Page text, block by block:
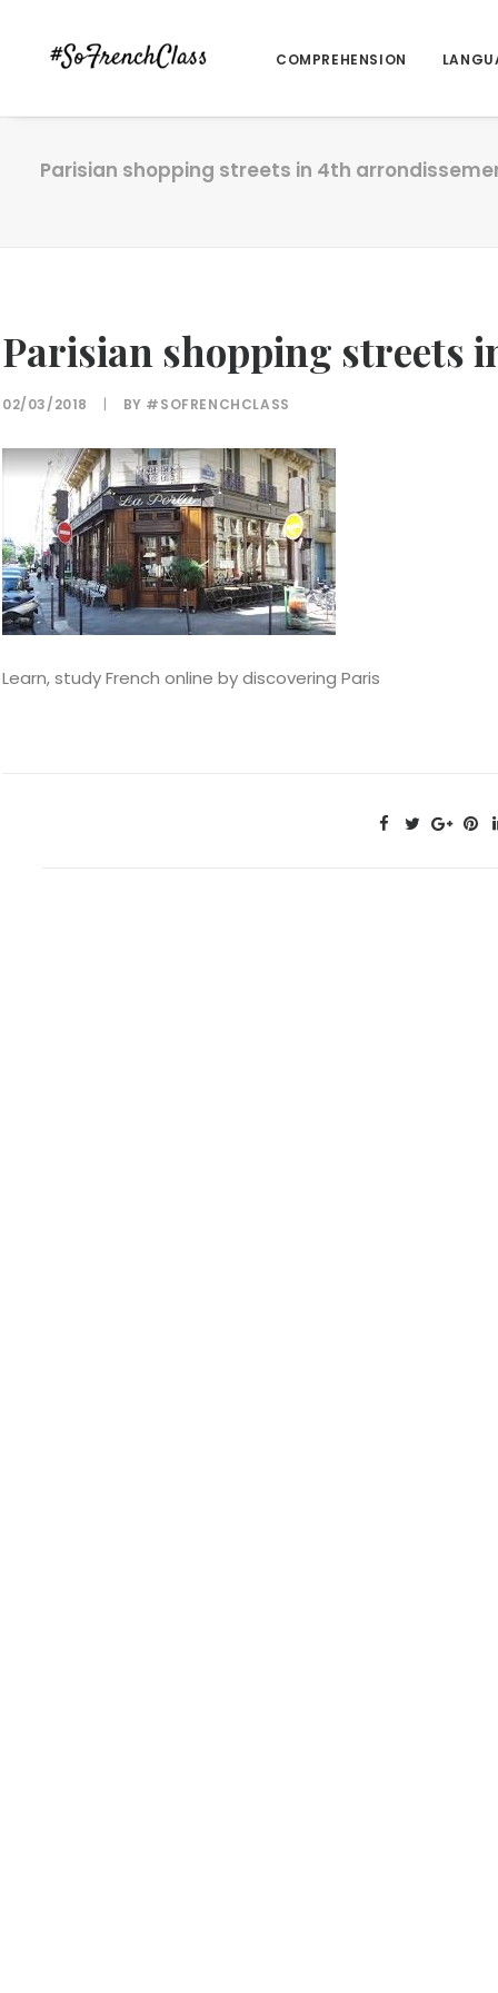
COMPREHENSION
Parisian shopping streets in 4th
Parisian shopping streets
02/03/2018 | BY #SOFRENCHCLASS
Learn, study French online by discovering Paris